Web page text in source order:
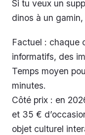
Si tu veux un
dinos à un
Factuel : chaque
informatifs, des
Temps moyen
minutes.
Côté prix : en
et 35 €
objet culturel